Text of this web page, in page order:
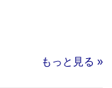
もっと見る »